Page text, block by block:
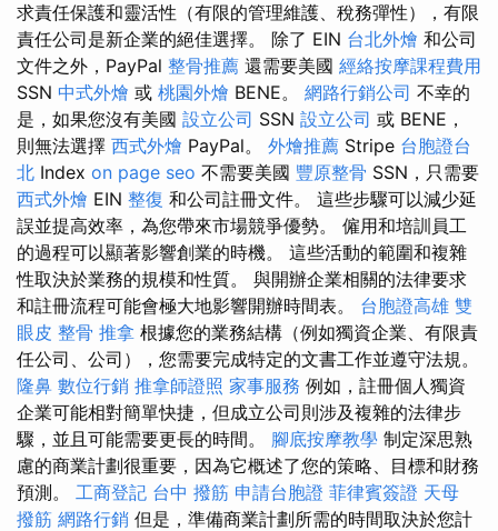
求責任保護和靈活性（有限的管理維護、稅務彈性），有限
責任公司是新企業的絕佳選擇。 除了 EIN 台北外燴 和公司
文件之外，PayPal 整骨推薦 還需要美國 經絡按摩課程費用
SSN 中式外燴 或 桃園外燴 BENE。 網路行銷公司 不幸的
是，如果您沒有美國 設立公司 SSN 設立公司 或 BENE，
則無法選擇 西式外燴 PayPal。 外燴推薦 Stripe 台胞證台
北 Index on page seo 不需要美國 豐原整骨 SSN，只需要
西式外燴 EIN 整復 和公司註冊文件。 這些步驟可以減少延
誤並提高效率，為您帶來市場競爭優勢。 僱用和培訓員工
的過程可以顯著影響創業的時機。 這些活動的範圍和複雜
性取決於業務的規模和性質。 與開辦企業相關的法律要求
和註冊流程可能會極大地影響開辦時間表。 台胞證高雄 雙
眼皮 整骨 推拿 根據您的業務結構（例如獨資企業、有限責
任公司、公司），您需要完成特定的文書工作並遵守法規。
隆鼻 數位行銷 推拿師證照 家事服務 例如，註冊個人獨資
企業可能相對簡單快捷，但成立公司則涉及複雜的法律步
驟，並且可能需要更長的時間。 腳底按摩教學 制定深思熟
慮的商業計劃很重要，因為它概述了您的策略、目標和財務
預測。 工商登記 台中 撥筋 申請台胞證 菲律賓簽證 天母
撥筋 網路行銷 但是，準備商業計劃所需的時間取決於您計